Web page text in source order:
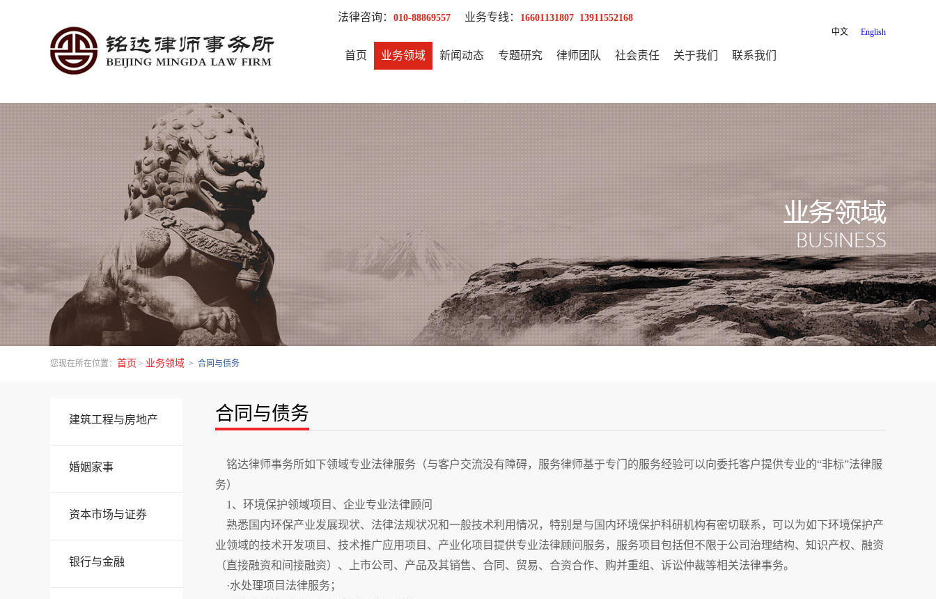
法律咨询： 010-88869557 业务专线： 16601131807 13911552168
中文 English
首页 业务领域 新闻动态 专题研究 律师团队 社会责任 关于我们 联系我们
您现在所在位置： 首页 > 业务领域 > 合同与债务
建筑工程与房地产
婚姻家事
资本市场与证券
银行与金融
合同与债务
铭达律师事务所如下领域专业法律服务（与客户交流没有障碍，服务律师基于专门的服务经验可以向委托客户提供专业的“非标”法律服
务）
1、环境保护领域项目、企业专业法律顾问
熟悉国内环保产业发展现状、法律法规状况和一般技术利用情况，特别是与国内环境保护科研机构有密切联系，可以为如下环境保护产
业领域的技术开发项目、技术推广应用项目、产业化项目提供专业法律顾问服务，服务项目包括但不限于公司治理结构、知识产权、融资
（直接融资和间接融资）、上市公司、产品及其销售、合同、贸易、合资合作、购并重组、诉讼仲裁等相关法律事务。
·水处理项目法律服务；